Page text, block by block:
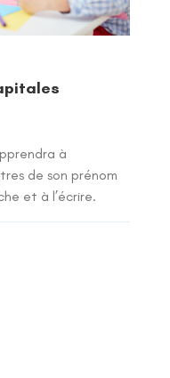
à
de son prénom
et à l’écrire.